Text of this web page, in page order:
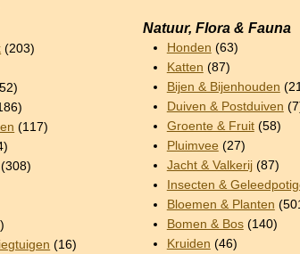
(203)
(117)
(308)
(16)
Natuur, Flora & Fauna
Honden (63)
Katten (87)
Bijen & Bijenhouden
Duiven & Postduiven
Groente & Fruit(58)
Pluimvee (27)
Jacht & Valkerij(87)
Insecten &
Bloemen & Planten
Bomen & Bos(140)
Kruiden (46)